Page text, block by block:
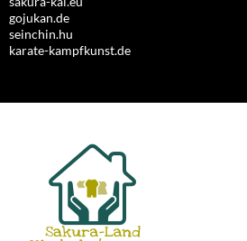
gojukan.de
seinchin.hu
karate-kampfkunst.de